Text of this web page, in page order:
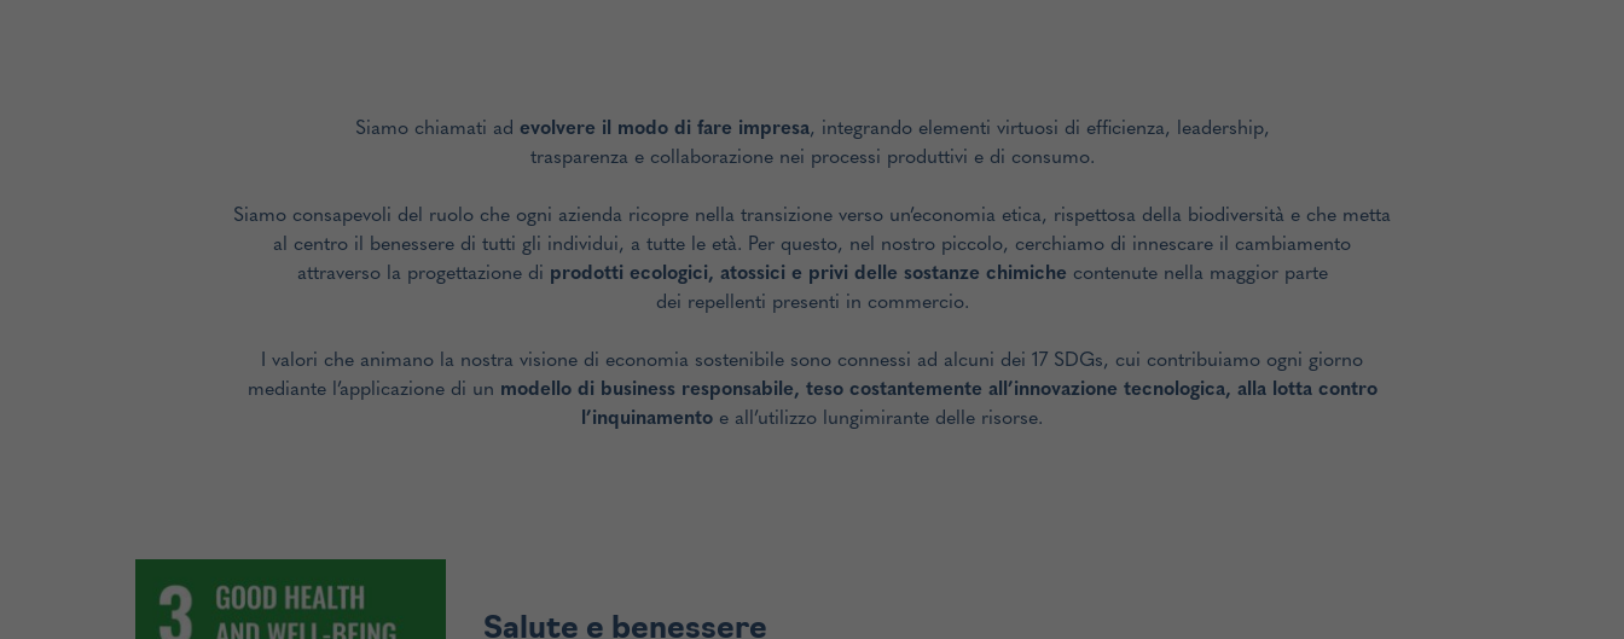
Siamo chiamati ad evolvere il modo di fare impresa, integrando elementi virtuosi di efficienza, leadership,
trasparenza e collaborazione nei processi produttivi e di consumo.
Siamo consapevoli del ruolo che ogni azienda ricopre nella transizione verso un’economia etica, rispettosa della biodiversità e che metta
al centro il benessere di tutti gli individui, a tutte le età. Per questo, nel nostro piccolo, cerchiamo di innescare il cambiamento
attraverso la progettazione di prodotti ecologici, atossici e privi delle sostanze chimiche contenute nella maggior parte
dei repellenti presenti in commercio.
I valori che animano la nostra visione di economia sostenibile sono connessi ad alcuni dei 17 SDGs, cui contribuiamo ogni giorno
mediante l’applicazione di un modello di business responsabile, teso costantemente all’innovazione tecnologica, alla lotta contro
l’inquinamento e all’utilizzo lungimirante delle risorse.
Salute e benessere